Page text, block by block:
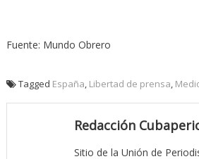
Fuente: Mundo Obrero
Tagged España, Libertad de prensa,
Redacción
Sitio de la Unión de